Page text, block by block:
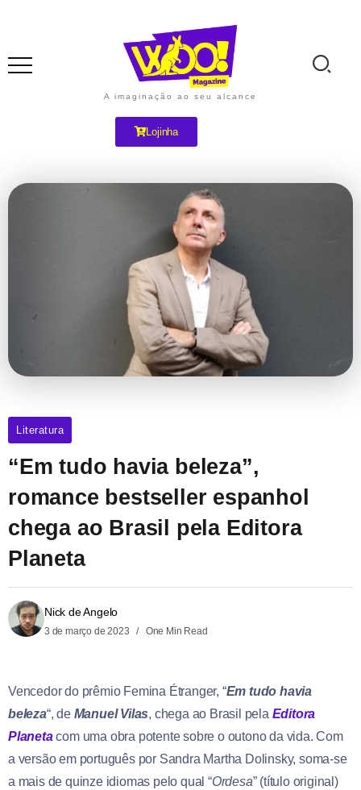
A imaginação ao seu alcance
Lojinha
Literatura
“Em tudo havia beleza”,
romance bestseller espanhol
chega ao Brasil pela Editora
Planeta
Nick de Angelo
3 de março de 2023 One Min Read
Vencedor do prêmio Femina Étranger, “Em tudo havia
beleza“, de Manuel Vilas, chega ao Brasil pela Editora
Planetacom uma obra potente sobre o outono da vida. Com
a versão em português por Sandra Martha Dolinsky, soma-se
a mais de quinze idiomas pelo qual “Ordesa” (título original)